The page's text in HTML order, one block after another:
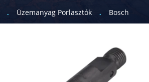
Üzemanyag Porlasztók
Bosch